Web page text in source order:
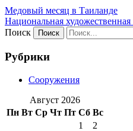
Медовый месяц в Таиланде
Национальная художественная
Поиск
Рубрики
Сооружения
Август 2026
Пн Вт Ср Чт Пт Сб Вс
1
2